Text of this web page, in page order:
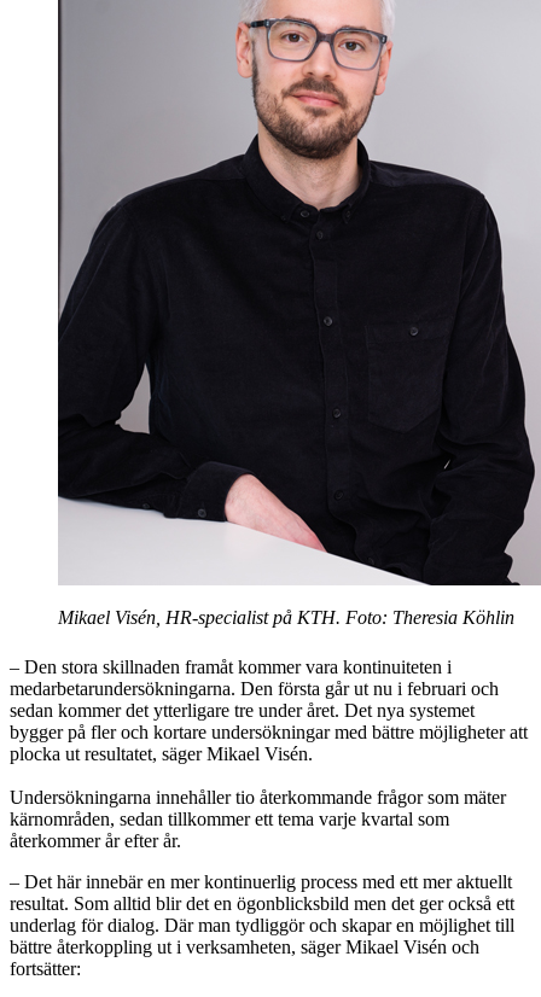
Mikael Visén, HR-specialist på KTH. Foto: Theresia Köhlin
– Den stora skillnaden framåt kommer vara kontinuiteten i
medarbetarundersökningarna. Den första går ut nu i februari och
sedan kommer det ytterligare tre under året. Det nya systemet
bygger på fler och kortare undersökningar med bättre möjligheter att
plocka ut resultatet, säger Mikael Visén.
Undersökningarna innehåller tio återkommande frågor som mäter
kärnområden, sedan tillkommer ett tema varje kvartal som
återkommer år efter år.
– Det här innebär en mer kontinuerlig process med ett mer aktuellt
resultat. Som alltid blir det en ögonblicksbild men det ger också ett
underlag för dialog. Där man tydliggör och skapar en möjlighet till
bättre återkoppling ut i verksamheten, säger Mikael Visén och
fortsätter: